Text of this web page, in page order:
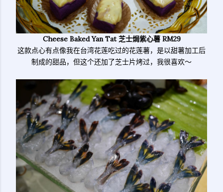
Cheese Baked Yan Tat 芝士焗紫心薯 RM29
这款点心有点像我在台湾花莲吃过的花莲薯，是以甜薯加工后
制成的甜品，但这个还加了芝士片烤过，我很喜欢～